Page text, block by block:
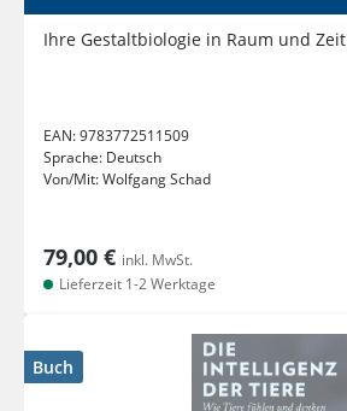
Ihre Gestaltbiologie in Raum und Zeit
EAN:9783772511509
Sprache: Deutsch
Von/Mit:Wolfgang Schad
79,00 € inkl. MwSt.
Lieferzeit 1-2 Werktage
Buch